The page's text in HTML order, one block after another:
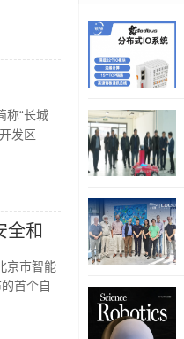
称“长城
发区
全和
京市智能
首个自